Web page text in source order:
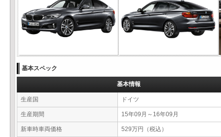
基本スペック
基本情報
生産国 ドイツ
生産期間 15年09月～16年09月
新車時車両価格 529万円（税込）